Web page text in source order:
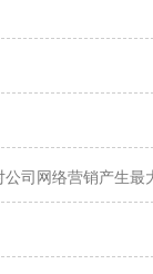
司网络营销产生最